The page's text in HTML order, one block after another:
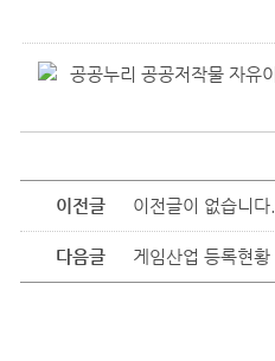
이전글 이전글이 없습니다.
다음글 게임산업 등록현황